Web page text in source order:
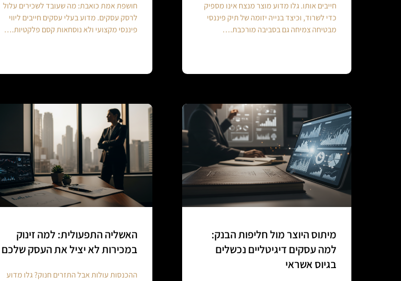
חייבים אותו. גלו מדוע מוצר מנצח אינו מספיק
כדי לשרוד, וכיצד בנייה יזומה של תיק פיננסי
מבטיחה צמיחה גם בסביבה מורכבת.…
חושפת אמת כואבת: מה שעובד לשכירים עלול
לרסק עסקים. מדוע בעלי עסקים חייבים ליווי
פיננסי מקצועי ולא נוסחאות קסם פלקטיות.…
מיתוס היוצר מול חליפות הבנק:
למה עסקים דיגיטליים נכשלים
בגיוס אשראי
האשליה התפעולית: למה זינוק
במכירות לא יציל את העסק שלכם
ההכנסות עולות אבל התזרים חנוק? גלו מדוע